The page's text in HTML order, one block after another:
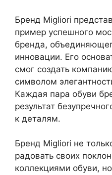
Бренд Migliori
пример успешного
бренда,
инновации. Его
смог создать
символом
Каждая пара обуви
результат
к деталям.
Бренд Migliori не
радовать своих
коллекциями обуви,